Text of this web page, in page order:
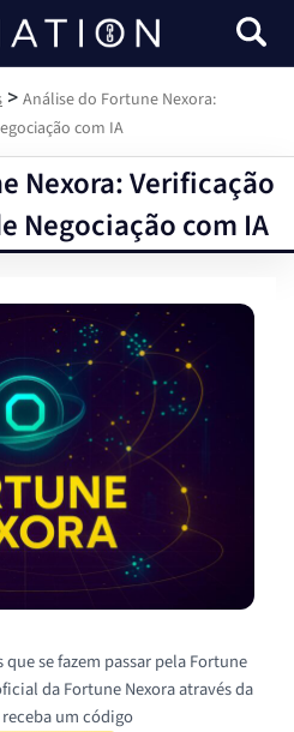
> Análise do Fortune Nexora:
com IA
Nexora: Verificação
Negociação com IA
se fazem passar pela Fortune
da Fortune Nexora através da
um código